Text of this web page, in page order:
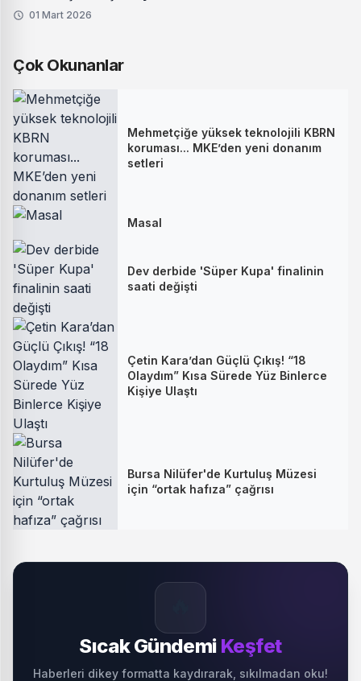
01 Mart 2026
Çok Okunanlar
Mehmetçiğe yüksek teknolojili KBRN
koruması... MKE’den yeni donanım
setleri
Masal
Dev derbide 'Süper Kupa' finalinin
saati değişti
Çetin Kara’dan Güçlü Çıkış! “18
Olaydım” Kısa Sürede Yüz Binlerce
Kişiye Ulaştı
Bursa Nilüfer'de Kurtuluş Müzesi
için “ortak hafıza” çağrısı
Sıcak Gündemi Keşfet
Haberleri dikey formatta kaydırarak, sıkılmadan oku!